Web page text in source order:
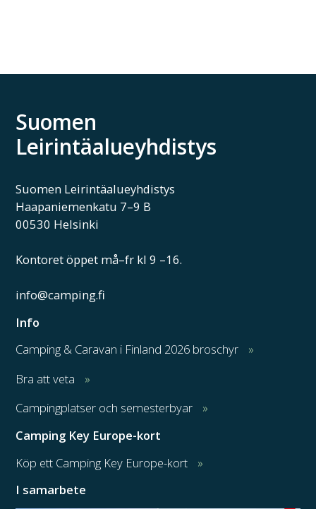
Suomen
Leirintäalueyhdistys
Suomen Leirintäalueyhdistys
Haapaniemenkatu 7–9 B
00530 Helsinki
Kontoret öppet må–fr kl 9 –16.
info@camping.fi
Info
Camping & Caravan i Finland 2026 broschyr
Bra att veta
Campingplatser och semesterbyar
Camping Key Europe-kort
Köp ett Camping Key Europe-kort
I samarbete